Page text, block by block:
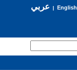
عربي| English